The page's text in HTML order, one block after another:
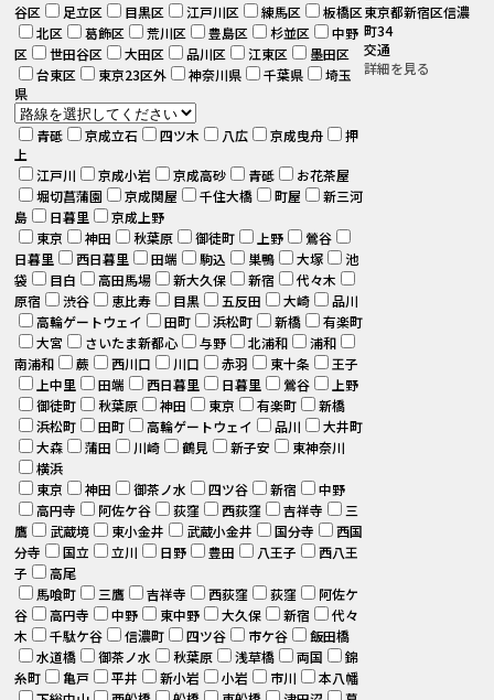
谷区
足立区 目黒区 江戸川区 練馬区
板橋区
北区
葛飾区 荒川区 豊島区 杉並区
中野
区
世田谷区 大田区 品川区 江東区
墨田区
台東区
東京23区外 神奈川県 千葉県
埼玉
県
青砥 京成立石 四ツ木 八広 京成曳舟
押
上
江戸川
京成小岩 京成高砂 青砥
お花茶屋
堀切菖蒲園
京成関屋 千住大橋 町屋
新三河
島
日暮里
京成上野
東京
神田 秋葉原 御徒町 上野
鶯谷
日暮里
西日暮里 田端 駒込 巣鴨 大塚
池
袋
目白 高田馬場 新大久保 新宿
代々木
原宿
渋谷 恵比寿 目黒 五反田 大崎
品川
高輪ゲートウェイ
田町 浜松町 新橋
有楽町
大宮
さいたま新都心 与野 北浦和
浦和
南浦和
蕨 西川口 川口 赤羽 東十条
王子
上中里
田端 西日暮里 日暮里 鶯谷
上野
御徒町
秋葉原 神田 東京 有楽町
新橋
浜松町
田町 高輪ゲートウェイ 品川
大井町
大森
蒲田 川崎 鶴見 新子安
東神奈川
横浜
東京
神田 御茶ノ水 四ツ谷 新宿
中野
高円寺
阿佐ケ谷 荻窪 西荻窪 吉祥寺
三
鷹
武蔵境 東小金井 武蔵小金井 国分寺
西国
分寺
国立 立川 日野 豊田 八王子
西八王
子
高尾
馬喰町
三鷹 吉祥寺 西荻窪 荻窪
阿佐ケ
谷
高円寺 中野 東中野 大久保 新宿
代々
木
千駄ケ谷 信濃町 四ツ谷 市ケ谷
飯田橋
水道橋
御茶ノ水 秋葉原 浅草橋 両国
錦
糸町
亀戸 平井 新小岩 小岩 市川
本八幡
東京都新宿区信濃
町34
交通
詳細を見る